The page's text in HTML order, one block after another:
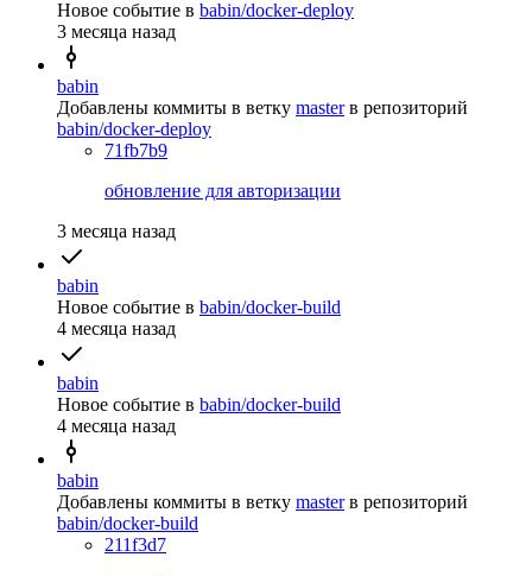
Новое событие в babin/docker-deploy
3 месяца назад
babin
Добавлены коммиты в ветку master в репозиторий
babin/docker-deploy
71fb7b9
обновление для авторизации
3 месяца назад
babin
Новое событие в babin/docker-build
4 месяца назад
babin
Новое событие в babin/docker-build
4 месяца назад
babin
Добавлены коммиты в ветку master в репозиторий
babin/docker-build
211f3d7